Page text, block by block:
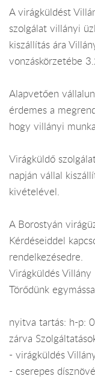
A virágküldést
szolgálat villányi
kiszállítás ára
vonzáskörzetébe
Alapvetően
érdemes a
hogy villányi
Virágküldő
napján vállal
kivételével.
A Borostyán
Kérdéseiddel
rendelkezésedre.
Virágküldés Villány
Törődünk
nyitva tartás: h-p:
zárva
- virágküldés
- cserepes